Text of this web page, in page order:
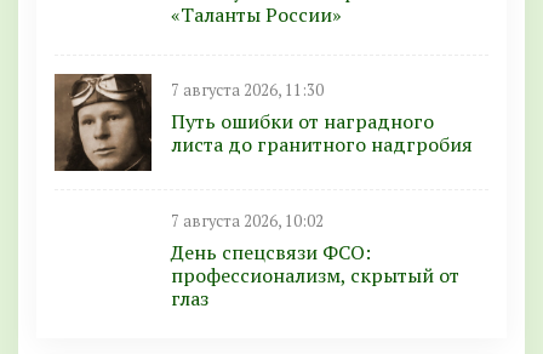
«Таланты России»
7 августа 2026, 11:30
Путь ошибки от наградного
листа до гранитного надгробия
7 августа 2026, 10:02
День спецсвязи ФСО:
профессионализм, скрытый от
глаз